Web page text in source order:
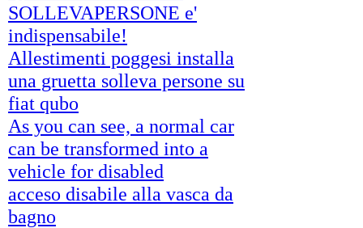
SOLLEVAPERSONE e'
indispensabile!
Allestimenti poggesi installa
una gruetta solleva persone su
fiat qubo
As you can see, a normal car
can be transformed into a
vehicle for disabled
acceso disabile alla vasca da
bagno